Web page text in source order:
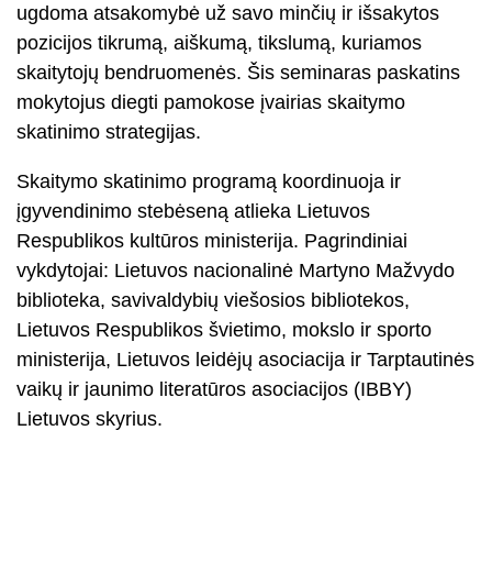
ugdoma atsakomybė už savo minčių ir išsakytos
pozicijos tikrumą, aiškumą, tikslumą, kuriamos
skaitytojų bendruomenės. Šis seminaras paskatins
mokytojus diegti pamokose įvairias skaitymo
skatinimo strategijas.
Skaitymo skatinimo programą koordinuoja ir
įgyvendinimo stebėseną atlieka Lietuvos
Respublikos kultūros ministerija. Pagrindiniai
vykdytojai: Lietuvos nacionalinė Martyno Mažvydo
biblioteka, savivaldybių viešosios bibliotekos,
Lietuvos Respublikos švietimo, mokslo ir sporto
ministerija, Lietuvos leidėjų asociacija ir Tarptautinės
vaikų ir jaunimo literatūros asociacijos (IBBY)
Lietuvos skyrius.